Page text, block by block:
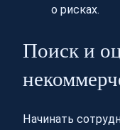
о рисках.
Поиск и
Начинать